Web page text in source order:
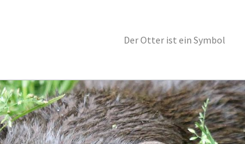
Der Otter ist ein Symbol